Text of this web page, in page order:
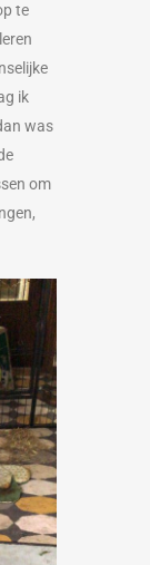
te
ik
was
om